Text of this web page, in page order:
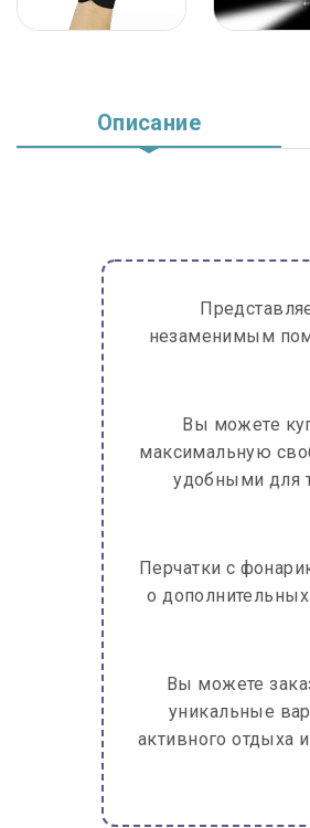
Описание
незаменимым
Вы можете
максимальную
удобными для
Перчатки с
о
Вы можете
уникальные
активного отдыха